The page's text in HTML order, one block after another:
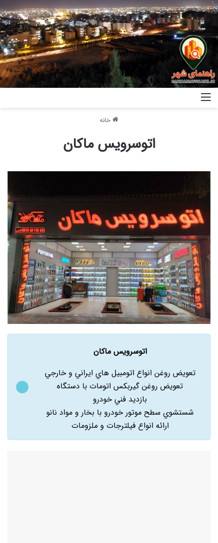
خانه
اتوسرویس ماکان
اتوسرویس ماکان
تعويض روغن انواع اتومبيل هاي ايراني و خارجي
تعويض روغن گيربکس اتومات با دستگاه
بازديد فني خودرو
شستشوي سطح موتور خودرو با بخار و مواد نانو
ارائه انواع فيلترجات و ملزومات